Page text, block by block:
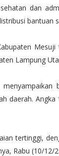
dan
bantuan
Lampung
daerah.
tertinggi,
Rabu (10/12/